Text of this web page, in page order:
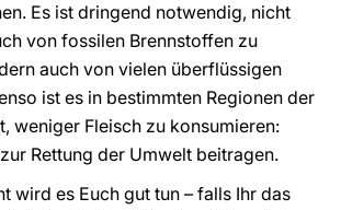
Es ist dringend notwendig, nicht
von fossilen Brennstoffen zu
auch von vielen überflüssigen
ist es in bestimmten Regionen der
weniger Fleisch zu konsumieren:
Rettung der Umwelt beitragen.
wird es Euch gut tun – falls Ihr das